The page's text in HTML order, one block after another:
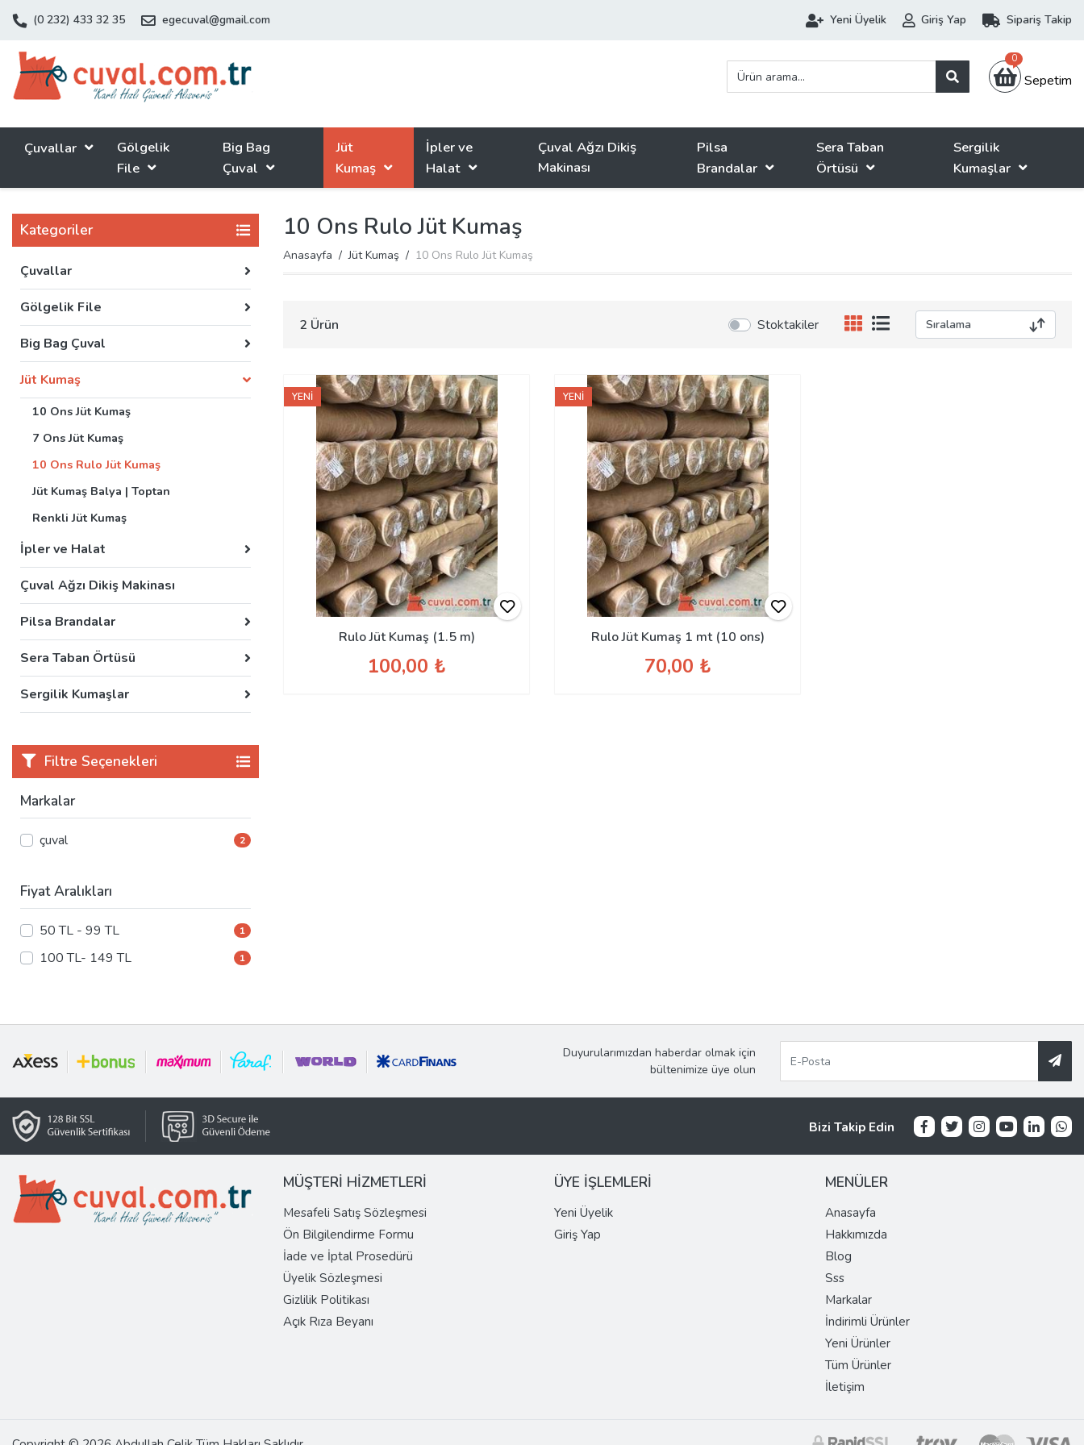
(0 232) 433 32 35 egecuval@gmail.com Yeni Üyelik Giriş Yap Sipariş Takip
0
Sepetim
Çuvallar
Gölgelik
File
Big Bag
Çuval
Jüt
Kumaş
İpler ve
Halat
Çuval Ağzı Dikiş
Makinası
Pilsa
Brandalar
Sera Taban
Örtüsü
Sergilik
Kumaşlar
Kategoriler
Çuvallar
Gölgelik File
Big Bag Çuval
Jüt Kumaş
10 Ons Jüt Kumaş
7 Ons Jüt Kumaş
10 Ons Rulo Jüt Kumaş
Jüt Kumaş Balya | Toptan
Renkli Jüt Kumaş
İpler ve Halat
Çuval Ağzı Dikiş Makinası
Pilsa Brandalar
Sera Taban Örtüsü
Sergilik Kumaşlar
Filtre Seçenekleri
Markalar
çuval 2
Fiyat Aralıkları
50 TL - 99 TL 1
100 TL- 149 TL 1
10 Ons Rulo Jüt Kumaş
Anasayfa Jüt Kumaş 10 Ons Rulo Jüt Kumaş
2 Ürün Stoktakiler
Rulo Jüt Kumaş (1.5 m)
100,00 ₺
YENİ
Rulo Jüt Kumaş 1 mt (10 ons)
70,00 ₺
YENİ
Duyurularımızdan haberdar olmak için
bültenimize üye olun
Bizi Takip Edin
MÜŞTERİ HİZMETLERİ
Mesafeli Satış Sözleşmesi
Ön Bilgilendirme Formu
İade ve İptal Prosedürü
Üyelik Sözleşmesi
Gizlilik Politikası
Açık Rıza Beyanı
ÜYE İŞLEMLERİ
Yeni Üyelik
Giriş Yap
MENÜLER
Anasayfa
Hakkımızda
Blog
Sss
Markalar
İndirimli Ürünler
Yeni Ürünler
Tüm Ürünler
İletişim